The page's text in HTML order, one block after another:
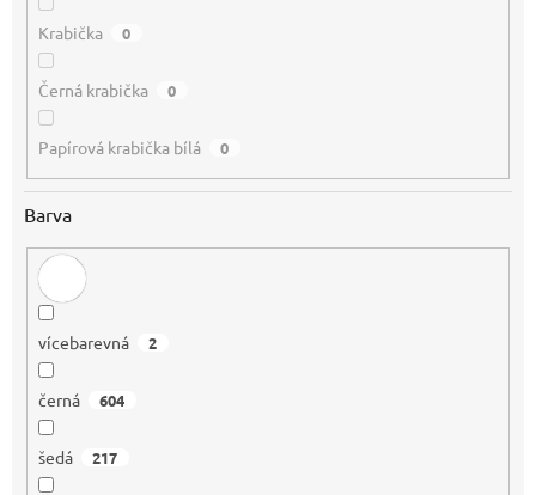
Krabička 0
Černá krabička 0
Papírová krabička bílá 0
Barva
vícebarevná 2
černá 604
šedá 217